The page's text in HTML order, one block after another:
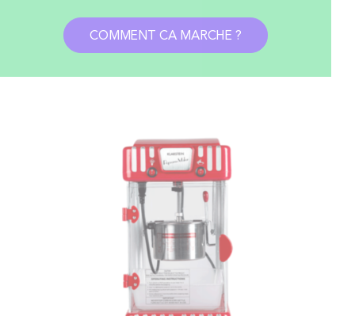
COMMENT CA MARCHE ?